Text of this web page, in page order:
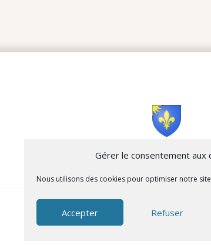
Gérer le consentement aux
Nous utilisons des cookies pour optimiser notre
Accepter Refuser
Cità di